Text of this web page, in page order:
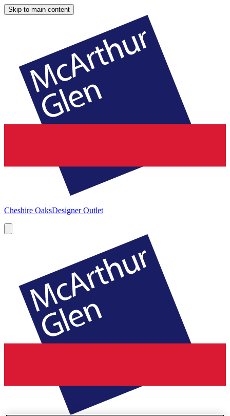
Skip to main content
Cheshire OaksDesigner Outlet